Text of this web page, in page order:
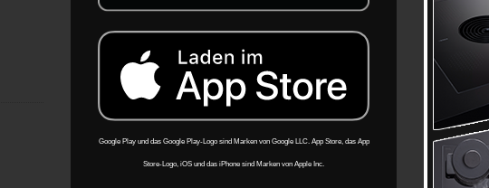
Google Play und das Google Play-Logo sind Marken von Google LLC. App Store, das App
Store-Logo, iOS und das iPhone sind Marken von Apple Inc.